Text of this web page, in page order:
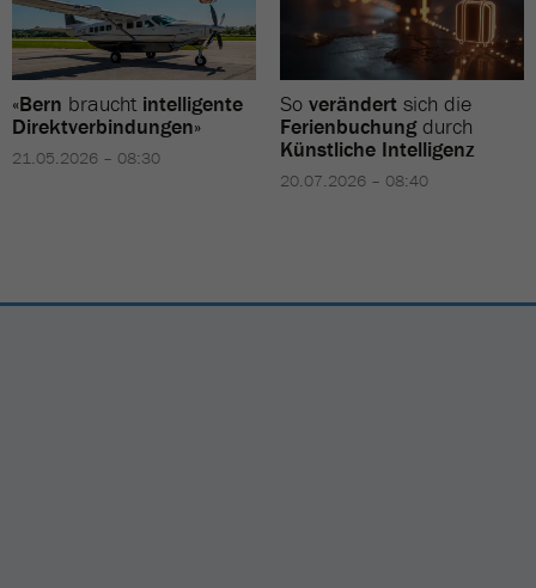
«Bern braucht intelligente
Direktverbindungen»
21.05.2026 – 08:30
So verändert sich die
Ferienbuchungdurch
Künstliche Intelligenz
20.07.2026 – 08:40